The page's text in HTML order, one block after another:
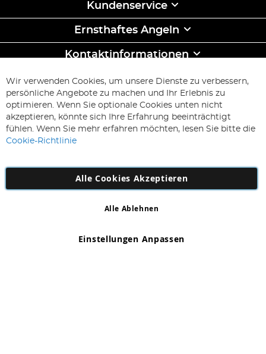
Kundenservice
Ernsthaftes Angeln
Kontaktinformationen
ABONNIEREN & SPAREN
Melden
Sie
unseren
Newsletter
Abonnieren
Firmennummer: 863029607
Wir verwenden Cookies, um unsere Dienste zu verbessern,
persönliche Angebote zu machen und Ihr Erlebnis zu
optimieren. Wenn Sie optionale Cookies unten nicht
akzeptieren, könnte sich Ihre Erfahrung beeinträchtigt
fühlen. Wenn Sie mehr erfahren möchten, lesen Sie bitte die
Cookie-Richtlinie
Alle Cookies Akzeptieren
Einstellungen Anpassen
Alle Ablehnen